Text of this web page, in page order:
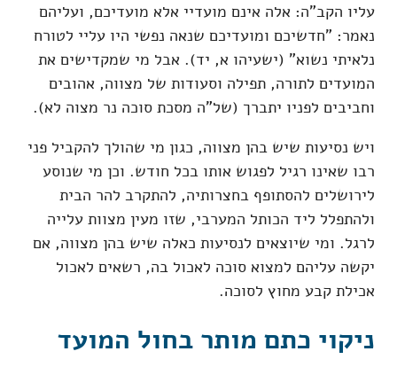
עליו הקב"ה: אלה אינם מועדיי אלא מועדיכם, ועליהם
נאמר: "חדשיכם ומועדיכם שנאה נפשי היו עליי לטורח
נלאיתי נשוא" (ישעיהו א, יד). אבל מי שמקדישים את
המועדים לתורה, תפילה וסעודות של מצווה, אהובים
וחביבים לפניו יתברך (של"ה מסכת סוכה נר מצוה לא).
ויש נסיעות שיש בהן מצווה, כגון מי שהולך להקביל פני
רבו שאינו רגיל לפגוש אותו בכל חודש. וכן מי שנוסע
לירושלים להסתופף בחצרותיה, להתקרב להר הבית
ולהתפלל ליד הכותל המערבי, שזו מעין מצוות עלייה
לרגל. ומי שיוצאים לנסיעות כאלה שיש בהן מצווה, אם
יקשה עליהם למצוא סוכה לאכול בה, רשאים לאכול
אכילת קבע מחוץ לסוכה.
ניקוי כתם מותר בחול המועד